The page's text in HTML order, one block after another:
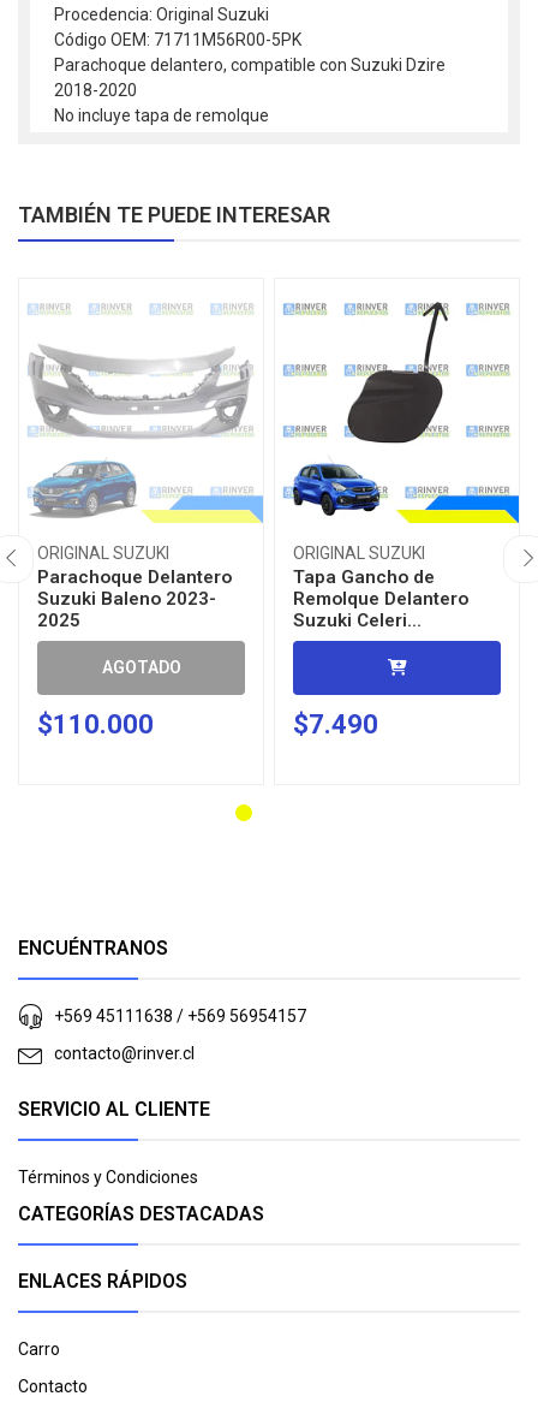
Procedencia: Original Suzuki
Código OEM: 71711M56R00-5PK
Parachoque delantero, compatible con Suzuki Dzire
2018-2020
No incluye tapa de remolque
TAMBIÉN TE PUEDE INTERESAR
ORIGINAL SUZUKI
Parachoque Delantero
Suzuki Baleno 2023-
2025
AGOTADO
$110.000
ORIGINAL SUZUKI
Tapa Gancho de
Remolque Delantero
Suzuki Celeri...
$7.490
ENCUÉNTRANOS
+569 45111638 / +569 56954157
contacto@rinver.cl
SERVICIO AL CLIENTE
Términos y Condiciones
CATEGORÍAS DESTACADAS
ENLACES RÁPIDOS
Carro
Contacto